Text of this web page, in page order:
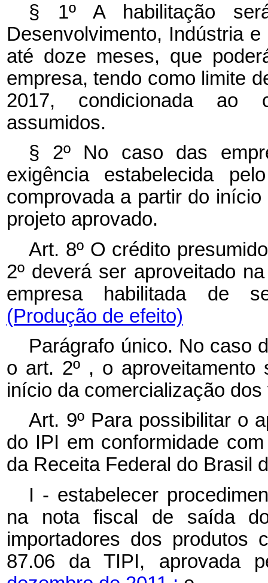
§ 1º A habilitação
Desenvolvimento, Indústria
até doze meses, que
empresa, tendo como limite
2017, condicionada ao
assumidos.
§ 2º No caso das
exigência estabelecida
comprovada a partir do
projeto aprovado.
Art. 8º O crédito
2º deverá ser aproveitado
empresa habilitada de
(Produção de efeito)
Parágrafo único. No caso
o art. 2º , o aproveitamento
início da comercialização
Art. 9º Para possibilitar o
do IPI em conformidade
da Receita Federal do Brasil
I - estabelecer
na nota fiscal de saída
importadores dos produtos
87.06 da TIPI, aprovada